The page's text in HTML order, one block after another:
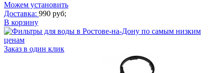
Можем установить
Доставка: 990 руб;
В корзину
Заказ в один клик